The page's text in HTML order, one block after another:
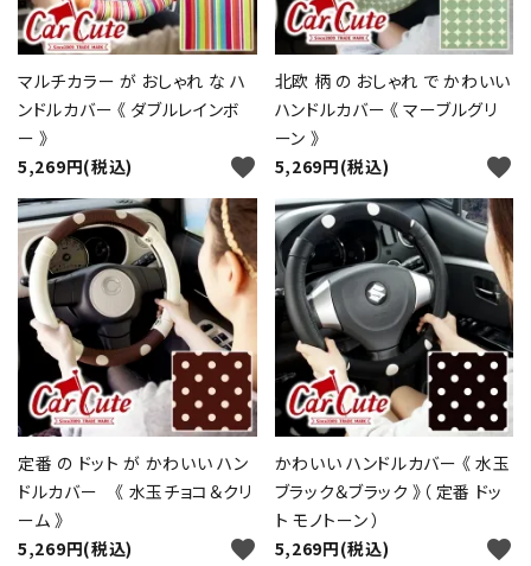
マルチカラー が おしゃれ な ハ
ンドルカバー 《 ダブルレインボ
ー 》
5,269円(税込)
favorite
北欧 柄 の おしゃれ で かわいい
ハンドルカバー 《 マーブルグリ
ーン 》
5,269円(税込)
favorite
定番 の ドット が かわいい ハン
ドルカバー 《 水玉チョコ＆クリ
ーム 》
5,269円(税込)
favorite
かわいい ハンドルカバー 《 水玉
ブラック＆ブラック 》（ 定番 ドッ
ト モノトーン ）
5,269円(税込)
favorite